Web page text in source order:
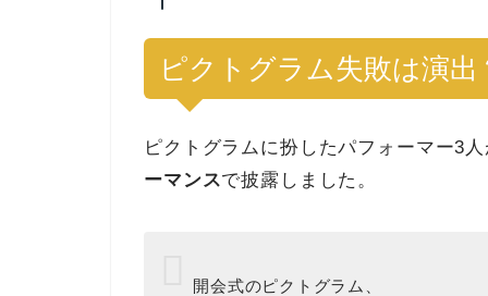
ピクトグラム失敗は演出
ピクトグラムに扮したパフォーマー3
ーマンスで披露しました。
開会式のピクトグラム、